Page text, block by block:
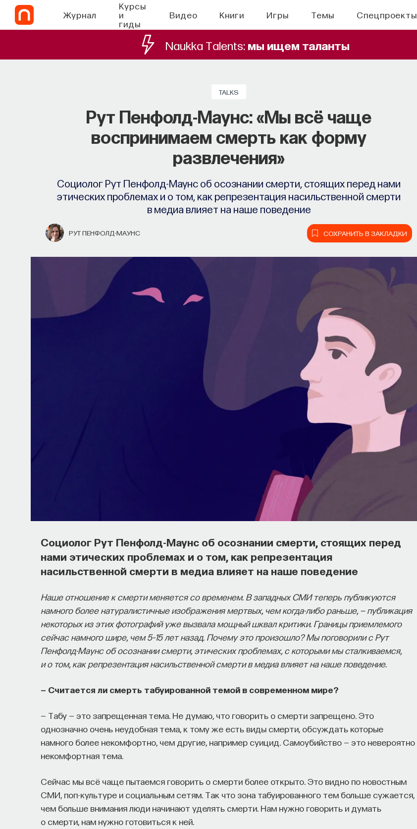
Журнал
Курсы
и
гиды
Видео Книги Игры Темы Спецпроекты
Naukka Talents: мы ищем таланты
TALKS
Рут Пенфолд-Маунс: «Мы всё чаще
воспринимаем смерть как форму
развлечения»
Социолог Рут Пенфолд-Маунс об осознании смерти, стоящих перед нами
этических проблемах и о том, как репрезентация насильственной смерти
в медиа влияет на наше поведение
РУТ ПЕНФОЛД-МАУНС СОХРАНИТЬ В ЗАКЛАДКИ
Социолог Рут Пенфолд-Маунс об осознании смерти, стоящих перед
нами этических проблемах и о том, как репрезентация
насильственной смерти в медиа влияет на наше поведение
Наше отношение к смерти меняется со временем. В западных СМИ теперь публикуются
намного более натуралистичные изображения мертвых, чем когда-либо раньше, — публикация
некоторых из этих фотографий уже вызвала мощный шквал критики. Границы приемлемого
сейчас намного шире, чем 5–15 лет назад. Почему это произошло? Мы поговорили с Рут
Пенфолд-Маунс об осознании смерти, этических проблемах, с которыми мы сталкиваемся,
и о том, как репрезентация насильственной смерти в медиа влияет на наше поведение.
— Считается ли смерть табуированной темой в современном мире?
— Табу — это запрещенная тема. Не думаю, что говорить о смерти запрещено. Это
однозначно очень неудобная тема, к тому же есть виды смерти, обсуждать которые
намного более некомфортно, чем другие, например суицид. Самоубийство — это невероятно
некомфортная тема.
Сейчас мы всё чаще пытаемся говорить о смерти более открыто. Это видно по новостным
СМИ, поп-культуре и социальным сетям. Так что зона табуированного тем больше сужается,
чем больше внимания люди начинают уделять смерти. Нам нужно говорить и думать
о смерти, нам нужно готовиться к ней.